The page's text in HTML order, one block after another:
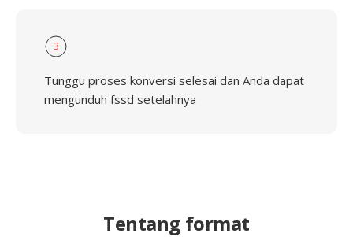
3
Tunggu proses konversi selesai dan Anda dapat
mengunduh fssd setelahnya
Tentang format